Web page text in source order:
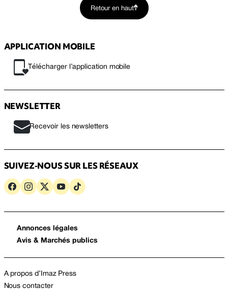
Retour en haut
APPLICATION MOBILE
Télécharger l’application mobile
NEWSLETTER
Recevoir les newsletters
SUIVEZ-NOUS SUR LES RÉSEAUX
Annonces légales
Avis & Marchés publics
A propos d’Imaz Press
Nous contacter